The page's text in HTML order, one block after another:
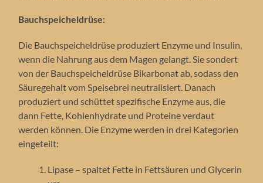
Bauchspeicheldrüse:
Die Bauchspeicheldrüse produziert Enzyme und Insulin,
wenn die Nahrung aus dem Magen gelangt. Sie sondert
von der Bauchspeicheldrüse Bikarbonat ab, sodass den
Säuregehalt vom Speisebrei neutralisiert. Danach
produziert und schüttet spezifische Enzyme aus, die
dann Fette, Kohlenhydrate und Proteine verdaut
werden können. Die Enzyme werden in drei Kategorien
eingeteilt:
Lipase – spaltet Fette in Fettsäuren und Glycerin